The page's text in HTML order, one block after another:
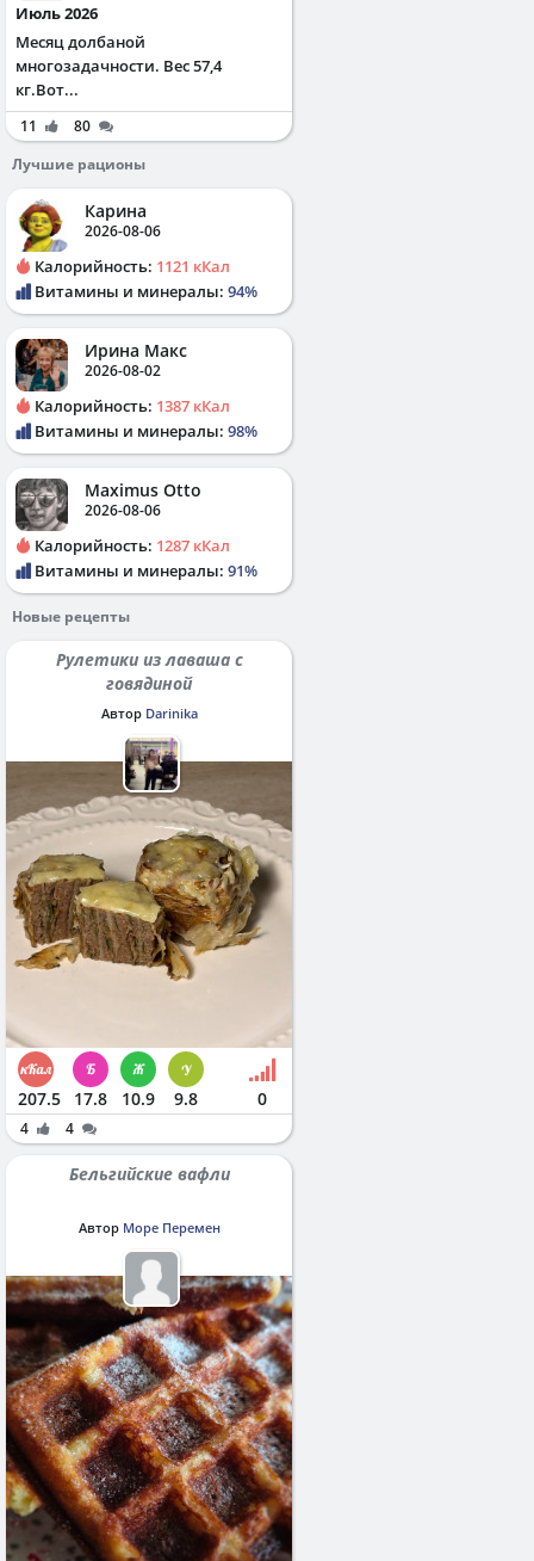
Июль 2026
Месяц долбаной
многозадачности. Вес 57,4
кг.Вот...
11
80
Лучшие рационы
Карина
2026-08-06
Калорийность: 1121 кКал
Витамины и минералы: 94%
Ирина Макс
2026-08-02
Калорийность: 1387 кКал
Витамины и минералы: 98%
Maximus Otto
2026-08-06
Калорийность: 1287 кКал
Витамины и минералы: 91%
Новые рецепты
Рулетики из лаваша с
говядиной
Автор Darinika
207.5 17.8 10.9 9.8 0
4 4
Бельгийские вафли
Автор Море Перемен